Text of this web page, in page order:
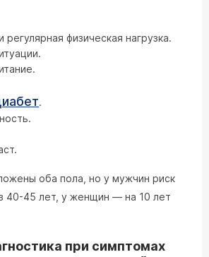
регулярная физическая нагрузка.
.
оба пола, но у мужчин риск
40-45 лет, у женщин — на 10 лет
при симптомах